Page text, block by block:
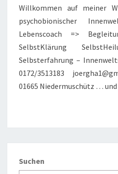
Willkommen auf meiner
psychobionischer
Lebenscoach =>
SelbstKlärung
Selbsterfahrung –
0172/3513183
01665 Niedermuschütz …
Suchen